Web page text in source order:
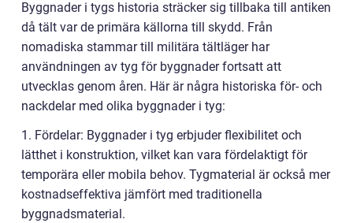
Byggnader i tygs historia sträcker sig tillbaka till antiken
då tält var de primära källorna till skydd. Från
nomadiska stammar till militära tältläger har
användningen av tyg för byggnader fortsatt att
utvecklas genom åren. Här är några historiska för- och
nackdelar med olika byggnader i tyg:
1. Fördelar: Byggnader i tyg erbjuder flexibilitet och
lätthet i konstruktion, vilket kan vara fördelaktigt för
temporära eller mobila behov. Tygmaterial är också mer
kostnadseffektiva jämfört med traditionella
byggnadsmaterial.